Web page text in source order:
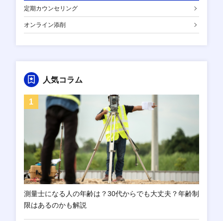
定期カウンセリング
オンライン添削
人気コラム
測量士になる人の年齢は？30代からでも大丈夫？年齢制
限はあるのかも解説